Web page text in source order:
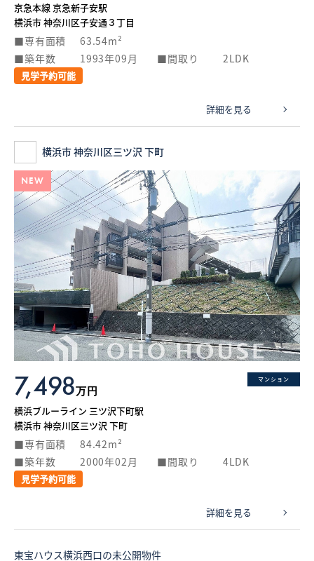
京急本線 京急新子安駅
横浜市 神奈川区子安通３丁目
専有面積
63.54m²
築年数
1993年09月 間取り 2LDK
見学予約可能
詳細を見る
横浜市 神奈川区三ツ沢 下町
NEW
マンション
7,498万円
横浜ブルーライン 三ツ沢下町駅
横浜市 神奈川区三ツ沢 下町
専有面積
84.42m²
築年数
2000年02月 間取り 4LDK
見学予約可能
詳細を見る
東宝ハウス横浜西口の未公開物件